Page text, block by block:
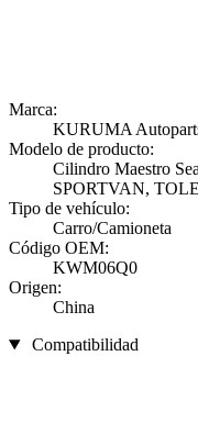
Marca:
KURUMA
Modelo de producto:
Cilindro Maestro
SPORTVAN,
Tipo de vehículo:
Carro/Camioneta
Código OEM:
KWM06Q0
Origen:
China
Compatibilidad